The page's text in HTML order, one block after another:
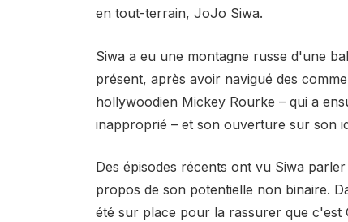
en tout-terrain, JoJo Siwa.
Siwa a eu une montagne russe d'une
présent, après avoir navigué des
hollywoodien Mickey Rourke – qui a
inapproprié – et son ouverture sur son
Des épisodes récents ont vu Siwa
propos de son potentielle non binaire.
été sur place pour la rassurer que c'est